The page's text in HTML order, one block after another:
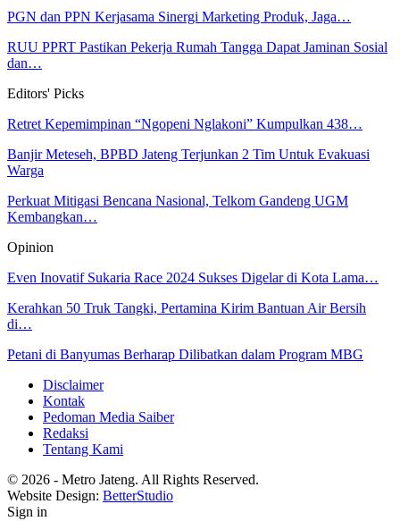
PGN dan PPN Kerjasama Sinergi Marketing Produk, Jaga…
RUU PPRT Pastikan Pekerja Rumah Tangga Dapat Jaminan Sosial
dan…
Editors' Picks
Retret Kepemimpinan “Ngopeni Nglakoni” Kumpulkan 438…
Banjir Meteseh, BPBD Jateng Terjunkan 2 Tim Untuk Evakuasi
Warga
Perkuat Mitigasi Bencana Nasional, Telkom Gandeng UGM
Kembangkan…
Opinion
Even Inovatif Sukaria Race 2024 Sukses Digelar di Kota Lama…
Kerahkan 50 Truk Tangki, Pertamina Kirim Bantuan Air Bersih
di…
Petani di Banyumas Berharap Dilibatkan dalam Program MBG
Disclaimer
Kontak
Pedoman Media Saiber
Redaksi
Tentang Kami
© 2026 - Metro Jateng. All Rights Reserved.
Website Design: BetterStudio
Sign in